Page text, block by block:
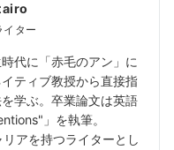
イター
代に「赤毛のアン」に
ティブ教授から直接指
学ぶ。卒業論文は英語
」を執筆。
アを持つライターとし